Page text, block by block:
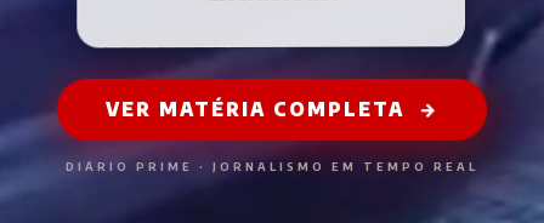
VER MATÉRIA COMPLETA →
DIÁRIO PRIME · JORNALISMO EM TEMPO REAL